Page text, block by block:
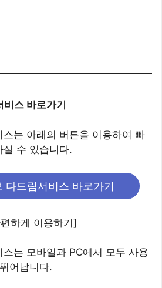
스 바로가기
는 아래의 버튼을 이용하여 빠
실 수 있습니다.
다드림서비스 바로가기
하게 이용하기]
는 모바일과 PC에서 모두 사용
어납니다.